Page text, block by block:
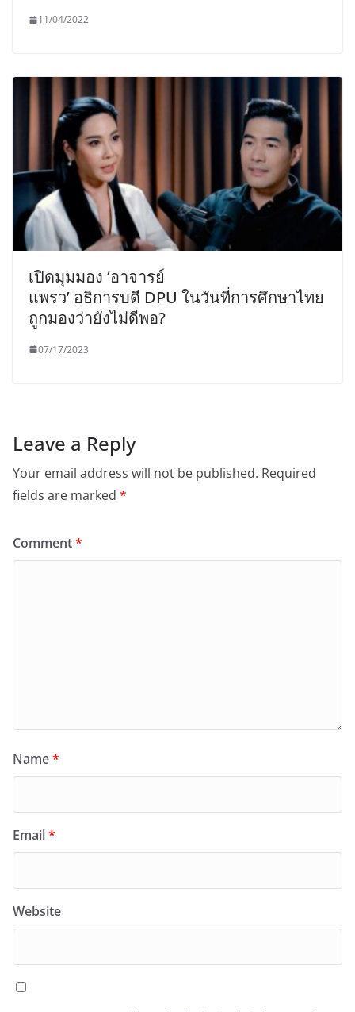
11/04/2022
เปิดมุมมอง ‘อาจารย์
แพรว’ อธิการบดี DPU ในวันที่การศึกษาไทย
ถูกมองว่ายังไม่ดีพอ?
07/17/2023
Leave a Reply
Your email address will not be published. Required
fields are marked *
Comment*
Name*
Email*
Website